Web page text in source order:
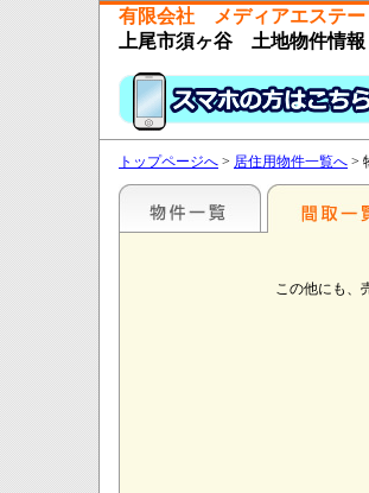
有限会社 メディアエステー
上尾市須ヶ谷 土地物件情報
トップページへ > 居住用物件一覧へ >
この他にも、